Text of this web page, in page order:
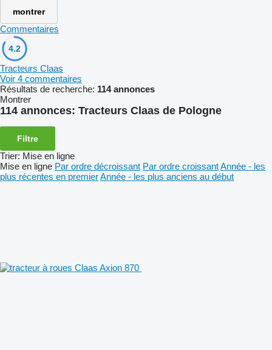
montrer
Commentaires
4.2
Tracteurs Claas
Voir 4 commentaires
Résultats de recherche: 114 annonces
Montrer
114 annonces: Tracteurs Claas de Pologne
Filtre
Trier: Mise en ligne
Mise en ligne Par ordre décroissant Par ordre croissantAnnée - les
plus récentes en premierAnnée - les plus anciens au début